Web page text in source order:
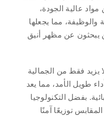
عالية الجودة،
والوظيفة، مما يجعلها
يبحثون عن مظهر أنيق
يزيد فقط من الجمالية
طويل الأمد، مما يعد
بفضل التكنولوجيا
توزيعًا آمنًا